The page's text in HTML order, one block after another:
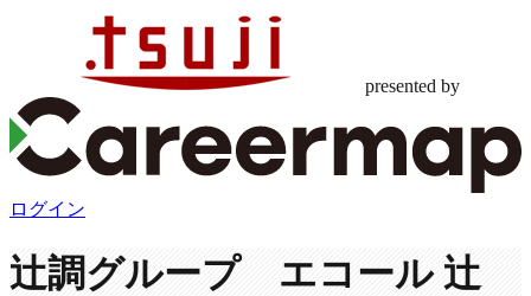
presented by
ログイン
辻調グループ エコール 辻